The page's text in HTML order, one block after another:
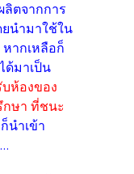
ตจากการ
ยนำมาใช้ใน
ากเหลือก็
ด้มาเป็น
ห้องของ
กษา ที่ชนะ
นำเข้า